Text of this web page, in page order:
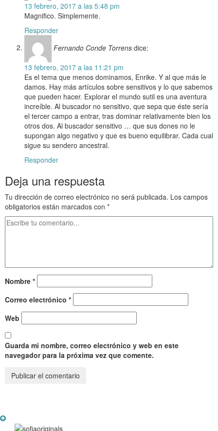
13 febrero, 2017 a las 5:48 pm
Magnifico. Simplemente.
Responder
Fernando Conde Torrens dice:
13 febrero, 2017 a las 11:21 pm
Es el tema que menos dominamos, Enrike. Y al que más le
damos. Hay más artículos sobre sensitivos y lo que sabemos
que pueden hacer. Explorar el mundo sutil es una aventura
increíble. Al buscador no sensitivo, que sepa que éste sería
el tercer campo a entrar, tras dominar relativamente bien los
otros dos. Al buscador sensitivo … que sus dones no le
supongan algo negativo y que es bueno equilibrar. Cada cual
sigue su sendero ancestral.
Responder
Deja una respuesta
Tu dirección de correo electrónico no será publicada. Los campos
obligatorios están marcados con *
Nombre *
Correo electrónico *
Web
Guarda mi nombre, correo electrónico y web en este
navegador para la próxima vez que comente.